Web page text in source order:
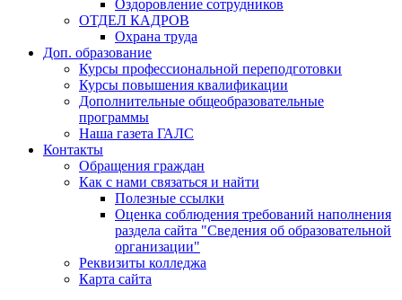
Оздоровление сотрудников
ОТДЕЛ КАДРОВ
Охрана труда
Доп. образование
Курсы профессиональной переподготовки
Курсы повышения квалификации
Дополнительные общеобразовательные
программы
Наша газета ГАЛС
Контакты
Обращения граждан
Как с нами связаться и найти
Полезные ссылки
Оценка соблюдения требований наполнения
раздела сайта "Сведения об образовательной
организации"
Реквизиты колледжа
Карта сайта